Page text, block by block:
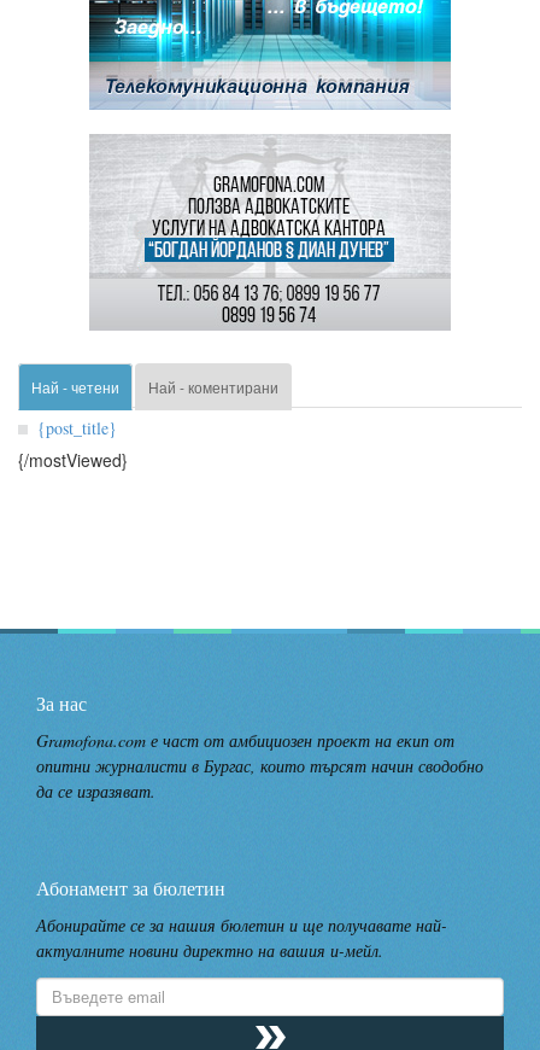
Най - четени Най - коментирани
{post_title}
{/mostViewed}
За нас
Gramofona.com е част от амбициозен проект на екип от
опитни журналисти в Бургас, които търсят начин сводобно
да се изразяват.
Абонамент за бюлетин
Абонирайте се за нашия бюлетин и ще получавате най-
актуалните новини директно на вашия и-мейл.